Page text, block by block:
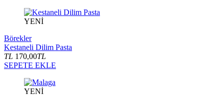
YENİ
Börekler
Kestaneli Dilim Pasta
TL 170,00TL
SEPETE EKLE
YENİ